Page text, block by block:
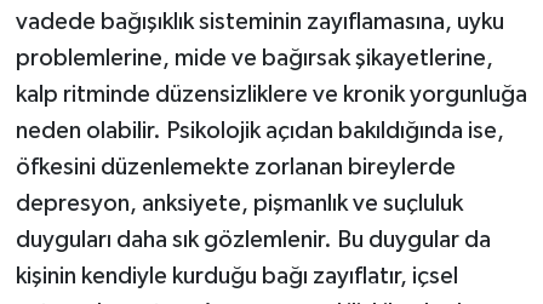
vadede bağışıklık sisteminin zayıflamasına, uyku
problemlerine, mide ve bağırsak şikayetlerine,
kalp ritminde düzensizliklere ve kronik yorgunluğa
neden olabilir. Psikolojik açıdan bakıldığında ise,
öfkesini düzenlemekte zorlanan bireylerde
depresyon, anksiyete, pişmanlık ve suçluluk
duyguları daha sık gözlemlenir. Bu duygular da
kişinin kendiyle kurduğu bağı zayıflatır, içsel